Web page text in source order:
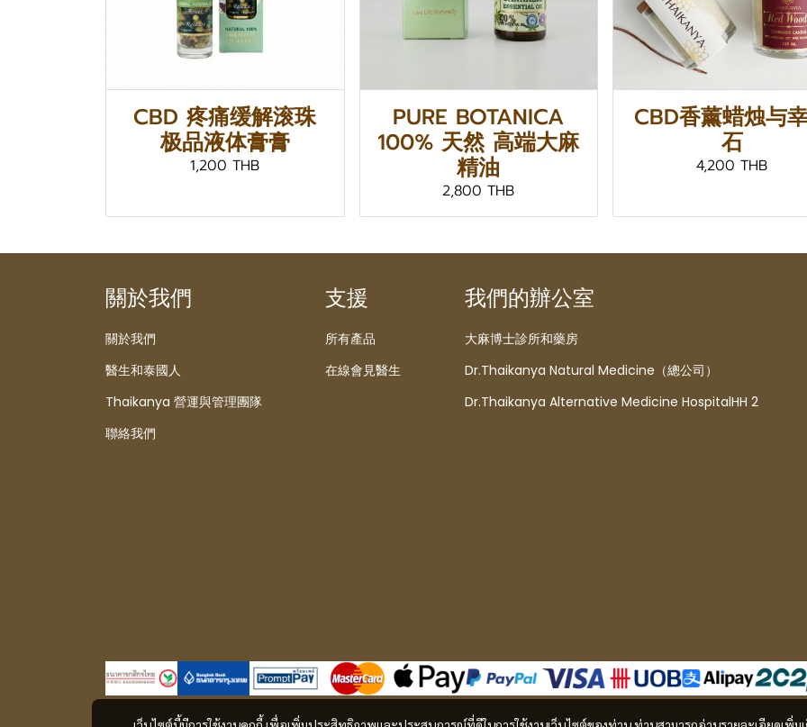
CBD 疼痛缓解滚珠
极品液体膏膏
1,200 THB
PURE BOTANICA
100% 天然 高端大麻
精油
2,800 THB
CBD香薰蜡烛与
石
4,200 THB
關於我們
關於我們
醫生和泰國人
Thaikanya 營運與管理團隊
聯絡我們
支援
所有產品
在線會見醫生
我們的辦公室
大麻博士診所和藥房
Dr.Thaikanya Natural Medicine（總公司）
Dr.Thaikanya Alternative Medicine HospitalHH 2